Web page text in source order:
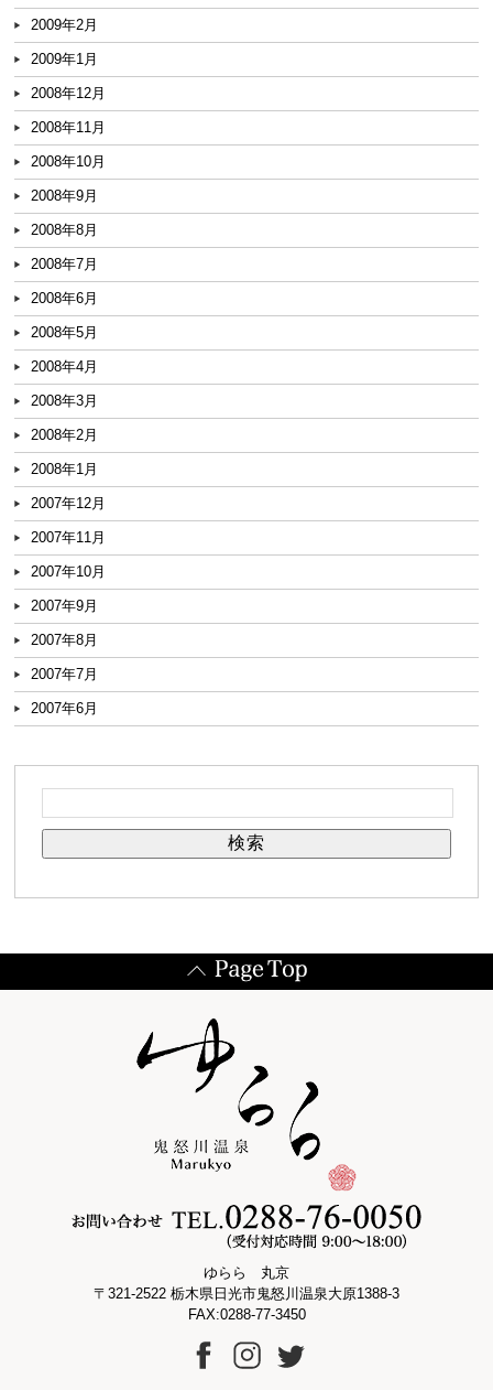
2009年2月
2009年1月
2008年12月
2008年11月
2008年10月
2008年9月
2008年8月
2008年7月
2008年6月
2008年5月
2008年4月
2008年3月
2008年2月
2008年1月
2007年12月
2007年11月
2007年10月
2007年9月
2007年8月
2007年7月
2007年6月
ゆらら 丸京
〒321-2522 栃木県日光市鬼怒川温泉大原1388-3
FAX:0288-77-3450